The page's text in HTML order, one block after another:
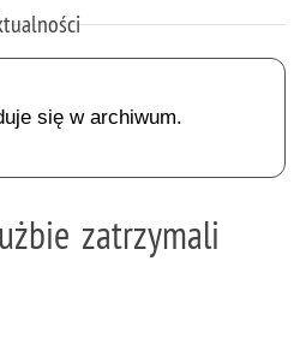
się w archiwum.
zatrzymali